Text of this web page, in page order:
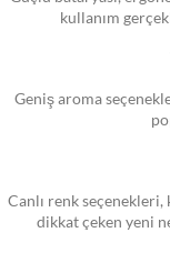
kullanım
Geniş aroma
Canlı renk
dikkat çeken yeni